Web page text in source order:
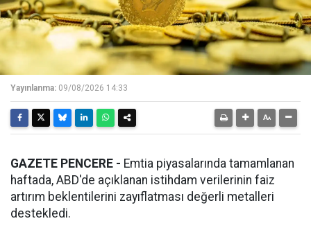
Yayınlanma: 09/08/2026 14:33
GAZETE PENCERE - Emtia piyasalarında tamamlanan
haftada, ABD'de açıklanan istihdam verilerinin faiz
artırım beklentilerini zayıflatması değerli metalleri
destekledi.